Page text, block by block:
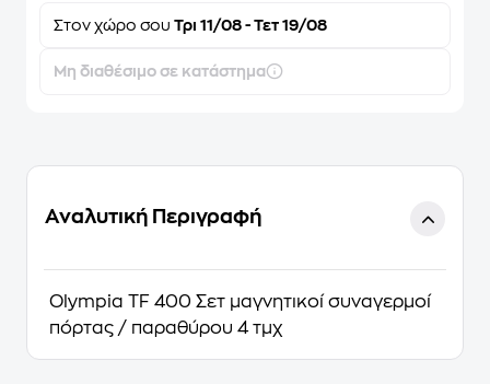
Στον χώρο σου Τρι 11/08 - Τετ 19/08
Μη διαθέσιμο σε κατάστημα
Αναλυτική Περιγραφή
Olympia TF 400 Σετ μαγνητικοί συναγερμοί
πόρτας / παραθύρου 4 τμχ